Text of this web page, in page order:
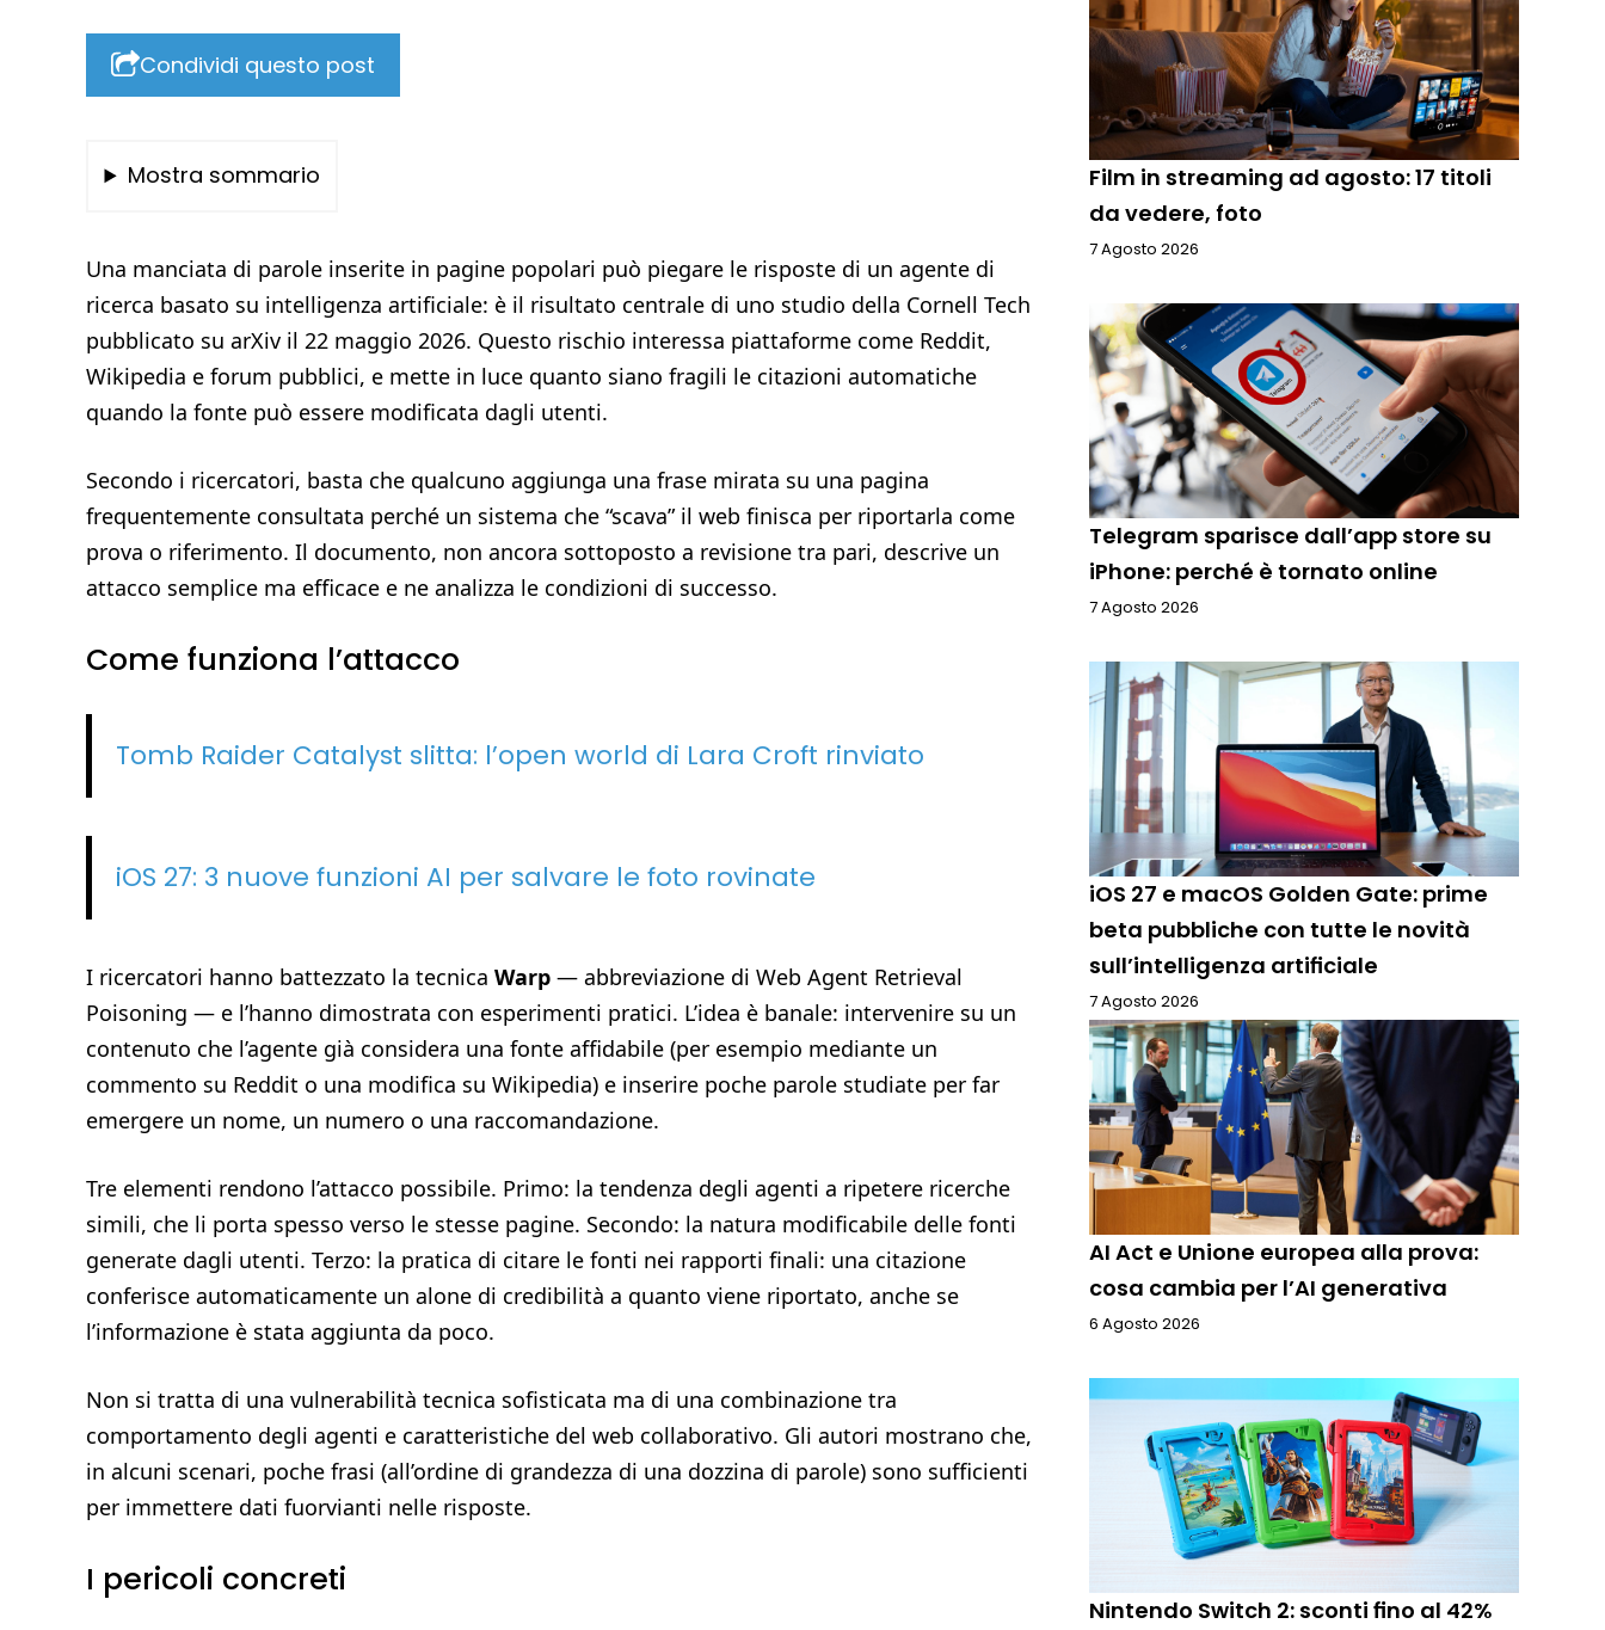
Condividi questo post
Mostra sommario
Una manciata di parole inserite in pagine popolari può piegare le risposte di un agente di
ricerca basato su intelligenza artificiale: è il risultato centrale di uno studio della Cornell Tech
pubblicato su arXiv il 22 maggio 2026. Questo rischio interessa piattaforme come Reddit,
Wikipedia e forum pubblici, e mette in luce quanto siano fragili le citazioni automatiche
quando la fonte può essere modificata dagli utenti.
Secondo i ricercatori, basta che qualcuno aggiunga una frase mirata su una pagina
frequentemente consultata perché un sistema che “scava” il web finisca per riportarla come
prova o riferimento. Il documento, non ancora sottoposto a revisione tra pari, descrive un
attacco semplice ma efficace e ne analizza le condizioni di successo.
Come funziona l’attacco
Tomb Raider Catalyst slitta: l’open world di Lara Croft rinviato
iOS 27: 3 nuove funzioni AI per salvare le foto rovinate
I ricercatori hanno battezzato la tecnica Warp — abbreviazione di Web Agent Retrieval
Poisoning — e l’hanno dimostrata con esperimenti pratici. L’idea è banale: intervenire su un
contenuto che l’agente già considera una fonte affidabile (per esempio mediante un
commento su Reddit o una modifica su Wikipedia) e inserire poche parole studiate per far
emergere un nome, un numero o una raccomandazione.
Tre elementi rendono l’attacco possibile. Primo: la tendenza degli agenti a ripetere ricerche
simili, che li porta spesso verso le stesse pagine. Secondo: la natura modificabile delle fonti
generate dagli utenti. Terzo: la pratica di citare le fonti nei rapporti finali: una citazione
conferisce automaticamente un alone di credibilità a quanto viene riportato, anche se
l’informazione è stata aggiunta da poco.
Non si tratta di una vulnerabilità tecnica sofisticata ma di una combinazione tra
comportamento degli agenti e caratteristiche del web collaborativo. Gli autori mostrano che,
in alcuni scenari, poche frasi (all’ordine di grandezza di una dozzina di parole) sono sufficienti
per immettere dati fuorvianti nelle risposte.
I pericoli concreti
Film in streaming ad agosto: 17 titoli
da vedere, foto
7 Agosto 2026
Telegram sparisce dall’app store su
iPhone: perché è tornato online
7 Agosto 2026
iOS 27 e macOS Golden Gate: prime
beta pubbliche con tutte le novità
sull’intelligenza artificiale
7 Agosto 2026
AI Act e Unione europea alla prova:
cosa cambia per l’AI generativa
6 Agosto 2026
Nintendo Switch 2: sconti fino al 42%